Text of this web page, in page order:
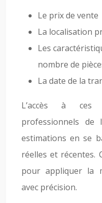
Le prix de vente
La localisation
Les
nombre de
La date de la
L’accès à ces
professionnels de
estimations en se
réelles et récentes.
pour appliquer la
avec précision.